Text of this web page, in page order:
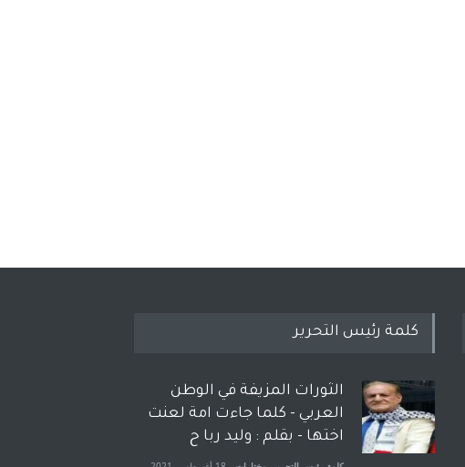
كلمة رئيس التحرير
الثورات المزيفة في الوطن
العربي - كلما جاءت امة لعنت
اختها - بقلم : وليد ربا ح